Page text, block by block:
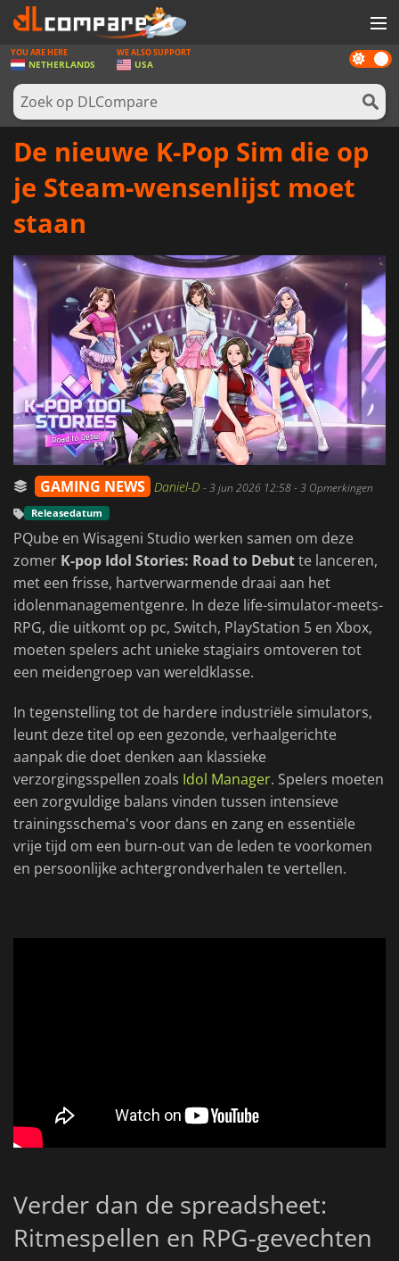
SPELLEN
GAME CARDS
SOFTWARE
NIEUWS
Dark
mode
YOU ARE HERE
NETHERLANDS
WE ALSO SUPPORT
USA
De nieuwe K-Pop Sim die op
je Steam-wensenlijst moet
staan
GAMING NEWS Daniel-D -3 jun 2026 12:58- 3 Opmerkingen
Releasedatum
PQube en Wisageni Studio werken samen om deze
zomer K-pop Idol Stories: Road to Debutte lanceren,
met een frisse, hartverwarmende draai aan het
idolenmanagementgenre. In deze life-simulator-meets-
RPG, die uitkomt op pc, Switch, PlayStation 5 en Xbox,
moeten spelers acht unieke stagiairs omtoveren tot
een meidengroep van wereldklasse.
In tegenstelling tot de hardere industriële simulators,
leunt deze titel op een gezonde, verhaalgerichte
aanpak die doet denken aan klassieke
verzorgingsspellen zoals Idol Manager. Spelers moeten
een zorgvuldige balans vinden tussen intensieve
trainingsschema's voor dans en zang en essentiële
vrije tijd om een burn-out van de leden te voorkomen
en persoonlijke achtergrondverhalen te vertellen.
Verder dan de spreadsheet:
Ritmespellen en RPG-gevechten